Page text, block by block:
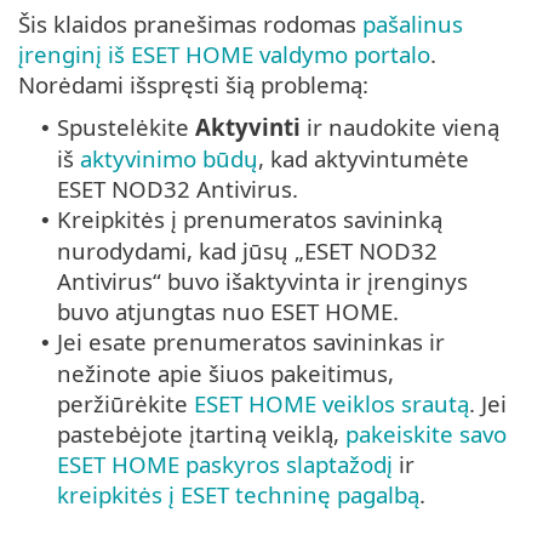
Šis klaidos pranešimas rodomas pašalinus
įrenginį iš ESET HOME valdymo portalo.
Norėdami išspręsti šią problemą:
• Spustelėkite Aktyvinti ir naudokite vieną
iš aktyvinimo būdų, kad aktyvintumėte
ESET NOD32 Antivirus.
• Kreipkitės į prenumeratos savininką
nurodydami, kad jūsų „ESET NOD32
Antivirus“ buvo išaktyvinta ir įrenginys
buvo atjungtas nuo ESET HOME.
• Jei esate prenumeratos savininkas ir
nežinote apie šiuos pakeitimus,
peržiūrėkite ESET HOME veiklos srautą. Jei
pastebėjote įtartiną veiklą, pakeiskite savo
ESET HOME paskyros slaptažodį ir
kreipkitės į ESET techninę pagalbą.